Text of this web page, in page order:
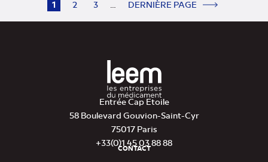
Page
1 Page
2 Page
3
PAGE
SUIVANT
DERNIÈRE
DERNIÈRE PAGE
Entrée Cap Etoile
58 Boulevard Gouvion-Saint-Cyr
75017 Paris
+33(0)1 45 03 88 88
CONTACT